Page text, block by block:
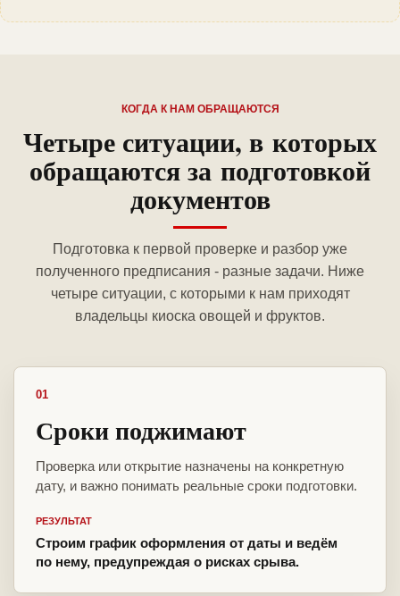
КОГДА К НАМ ОБРАЩАЮТСЯ
Четыре ситуации, в которых
обращаются за подготовкой
документов
Подготовка к первой проверке и разбор уже
полученного предписания - разные задачи. Ниже
четыре ситуации, с которыми к нам приходят
владельцы киоска овощей и фруктов.
01
Сроки поджимают
Проверка или открытие назначены на конкретную
дату, и важно понимать реальные сроки подготовки.
РЕЗУЛЬТАТ
Строим график оформления от даты и ведём
по нему, предупреждая о рисках срыва.